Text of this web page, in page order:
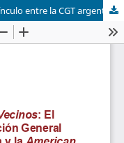
Requiem para los Buenos Vecinos: el vínculo entre la CGT argentina y la AFL nortemaericana en las postrimerias del sueño rooseveltiano